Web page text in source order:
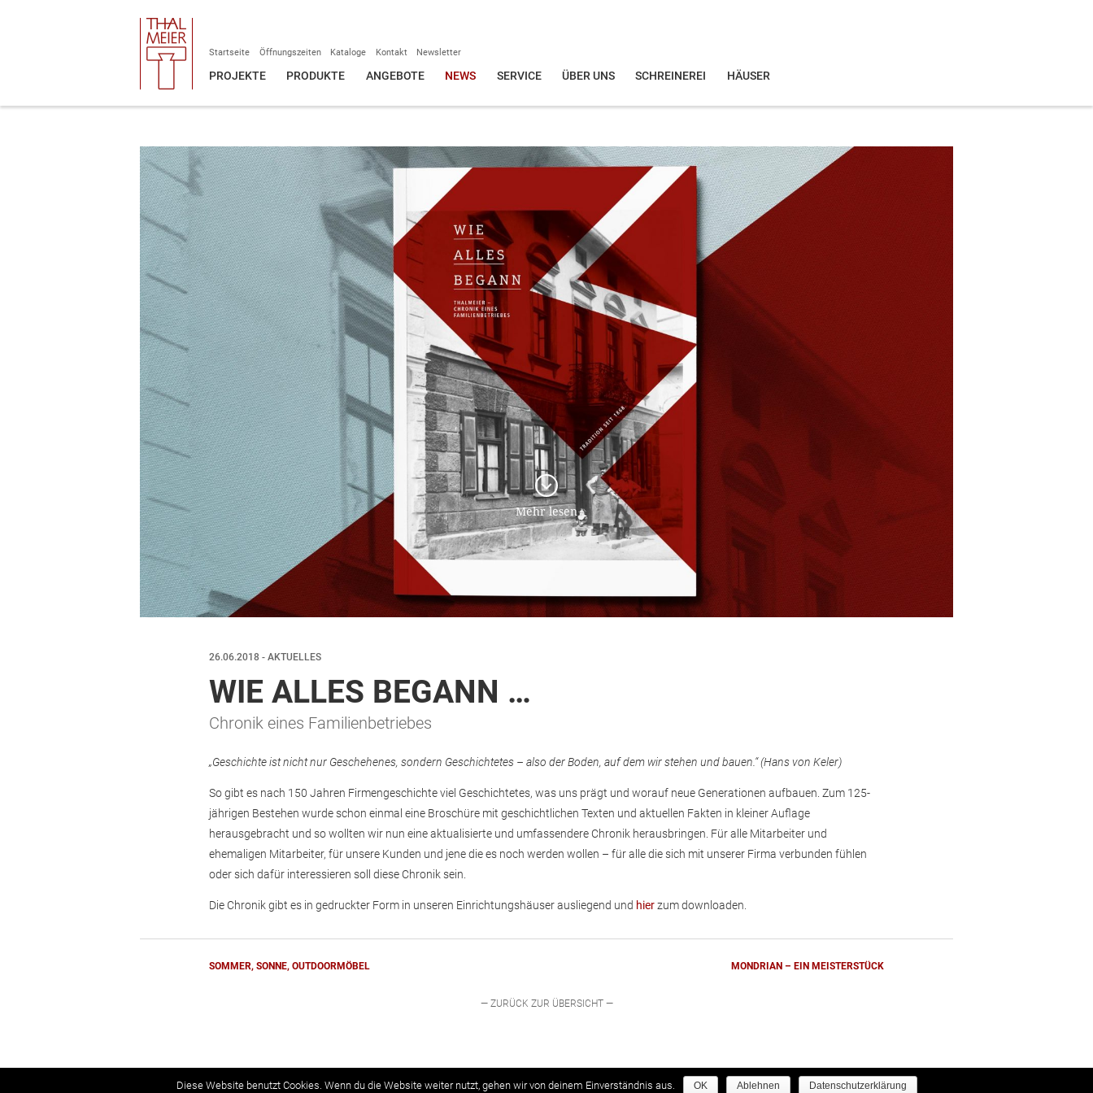
Startseite Öffnungszeiten Kataloge Kontakt Newsletter
PROJEKTE PRODUKTE ANGEBOTE NEWS SERVICE ÜBER UNS SCHREINEREI HÄUSER
Mehr lesen
26.06.2018 - AKTUELLES
WIE ALLES BEGANN …
Chronik eines Familienbetriebes
„Geschichte ist nicht nur Geschehenes, sondern Geschichtetes – also der Boden, auf dem wir stehen und bauen.“ (Hans von Keler)
So gibt es nach 150 Jahren Firmengeschichte viel Geschichtetes, was uns prägt und worauf neue Generationen aufbauen. Zum 125-
jährigen Bestehen wurde schon einmal eine Broschüre mit geschichtlichen Texten und aktuellen Fakten in kleiner Auflage
herausgebracht und so wollten wir nun eine aktualisierte und umfassendere Chronik herausbringen. Für alle Mitarbeiter und
ehemaligen Mitarbeiter, für unsere Kunden und jene die es noch werden wollen – für alle die sich mit unserer Firma verbunden fühlen
oder sich dafür interessieren soll diese Chronik sein.
Die Chronik gibt es in gedruckter Form in unseren Einrichtungshäuser ausliegend und hierzum downloaden.
SOMMER, SONNE, OUTDOORMÖBEL MONDRIAN – EIN MEISTERSTÜCK
— ZURÜCK ZUR ÜBERSICHT —
2026 © Thalmeier Einrichtungen, Raumplanung und Gestaltung. Alle Rechte vorbehalten. Impressum Datenschutzerklärung AGB
Diese Website benutzt Cookies. Wenn du die Website weiter nutzt, gehen wir von deinem Einverständnis aus. OK Ablehnen Datenschutzerklärung